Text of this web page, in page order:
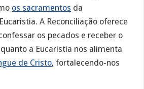
os sacramentos da
A Reconciliação oferece
os pecados e receber o
a Eucaristia nos alimenta
de Cristo, fortalecendo-nos